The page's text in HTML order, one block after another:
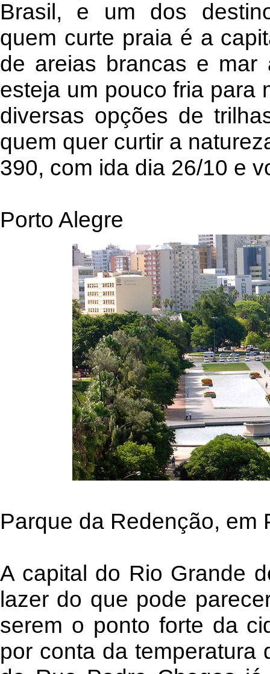
Brasil, e um dos
quem curte praia é a
de areias brancas e mar
esteja um pouco fria para
diversas opções de
quem quer curtir a
390, com ida dia 26/10 e
Porto Alegre
Parque da Redenção, em
A capital do Rio Grande
lazer do que pode
serem o ponto forte da
por conta da temperatura